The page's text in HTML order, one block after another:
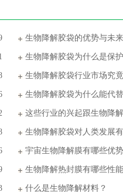
生物降解胶袋的优势与未
生物降解胶袋为什么是保
生物降解胶袋行业市场究
生物降解胶袋为什么能代
这些行业的兴起跟生物降
生物降解胶袋对人类发展
宇宙生物降解膜有哪些优
生物降解热封膜有哪些性
什么是生物降解材料？